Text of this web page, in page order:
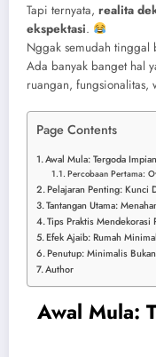
Tapi ternyata, realita
ekspektasi.
Nggak semudah tinggal
Ada banyak banget hal
ruangan, fungsionalitas,
Page Contents
Awal Mula: Tergoda
Percobaan Pertama:
Pelajaran Penting: Kunci
Tantangan Utama:
Tips Praktis Mendekorasi
Efek Ajaib: Rumah
Penutup: Minimalis
Author
Awal Mula: